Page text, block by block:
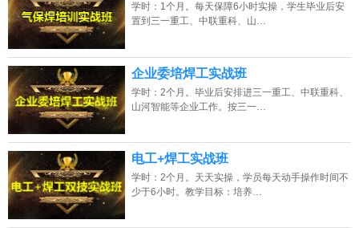
学时：1个月。每天保障6小时实操，学生毕业后安
置到三一重工、中联重科、山…
企业委培焊工实战班
学时：2个月。毕业后安排进三一重工、中联重科、
山河智能等企业工作。按三一…
电工+焊工实战班
学时：2个月。天天实操，学员每天动手操作时间不
少于6小时。教学目标：培养…